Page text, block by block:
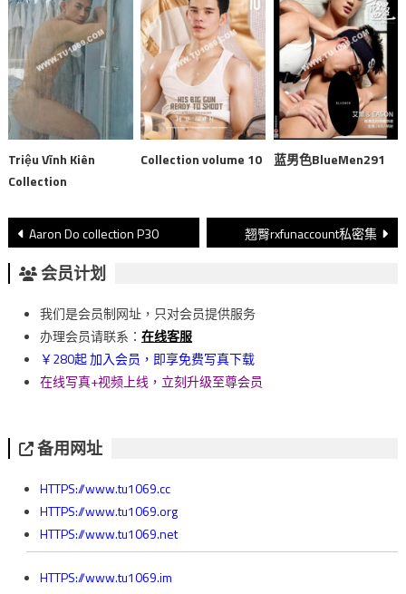
Triệu Vĩnh Kiên
Collection
Collection volume 10 蓝男色BlueMen291
文
章
導
覽
Aaron Do collection P30 翘臀rxfunaccount私密集
会员计划
我们是会员制网址，只对会员提供服务
办理会员请联系： 在线客服
￥280起 加入会员，即享免费写真下载
在线写真+视频上线，立刻升级至尊会员
备用网址
HTTPS://www.tu1069.cc
HTTPS://www.tu1069.org
HTTPS://www.tu1069.net
HTTPS://www.tu1069.im